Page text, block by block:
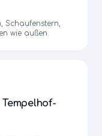
Schaufenstern,
wie außen.
Tempelhof-